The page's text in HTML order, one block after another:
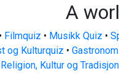
A
• Filmquiz • Musikk Quiz •
og Kulturquiz •
Religion, Kultur og